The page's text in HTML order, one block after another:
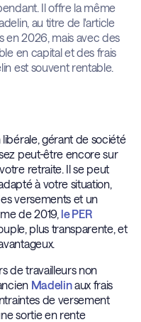
Il offre la même
au titre de l'article
en 2026, mais avec des
en capital et des frais
est souvent rentable.
gérant de société
peut-être encore sur
retraite. Il se peut
à votre situation,
versements et un
de 2019, le PER
plus transparente, et
de travailleurs non
Madelinaux frais
de versement
sortie en rente